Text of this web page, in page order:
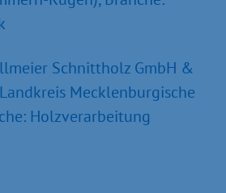
Schnittholz GmbH &
Mecklenburgische
Holzverarbeitung